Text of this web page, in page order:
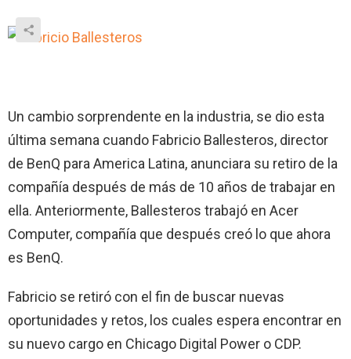
Un cambio sorprendente en la industria, se dio esta
última semana cuando Fabricio Ballesteros, director
de BenQ para America Latina, anunciara su retiro de la
compañía después de más de 10 años de trabajar en
ella. Anteriormente, Ballesteros trabajó en Acer
Computer, compañía que después creó lo que ahora
es BenQ.
Fabricio se retiró con el fin de buscar nuevas
oportunidades y retos, los cuales espera encontrar en
su nuevo cargo en Chicago Digital Power o CDP.